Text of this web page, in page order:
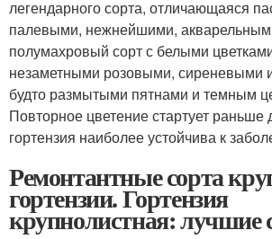
легендарного сорта, отличающаяся
палевыми, нежнейшими,
полумахровый сорт с белыми
незаметными розовыми, сиреневыми
будто размытыми пятнами и темным
Повторное цветение стартует раньше
гортензия наиболее устойчива к
Ремонтантные сорта
гортензии. Гортензия
крупнолистная: лучшие